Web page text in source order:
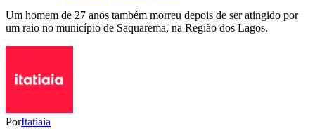
Um homem de 27 anos também morreu depois de ser atingido por
um raio no município de Saquarema, na Região dos Lagos.
PorItatiaia